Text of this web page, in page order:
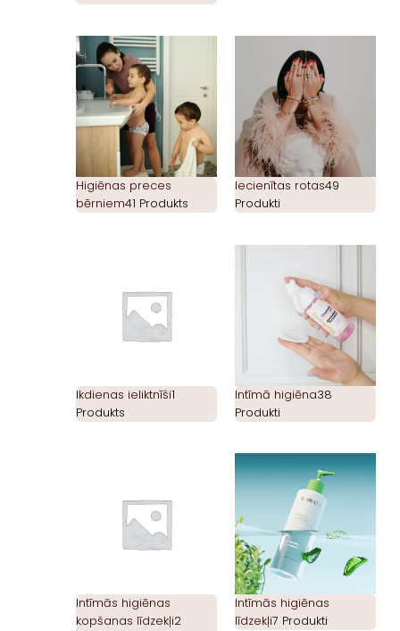
Higiēnas preces
bērniem41 Produkts
Iecienītas rotas49
Produkti
Ikdienas ieliktnīši1
Produkts
Intīmā higiēna38
Produkti
Intīmās higiēnas
kopšanas līdzekļi2
Intīmās higiēnas
līdzekļi7 Produkti